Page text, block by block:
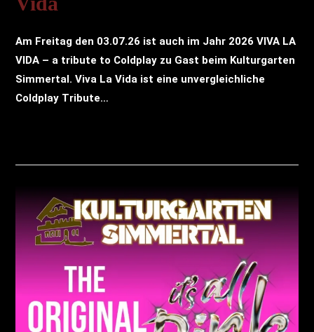
Am Freitag den 03.07.26 ist auch im Jahr 2026 VIVA LA
VIDA – a tribute to Coldplay zu Gast beim Kulturgarten
Simmertal. Viva La Vida ist eine unvergleichliche
Coldplay Tribute…